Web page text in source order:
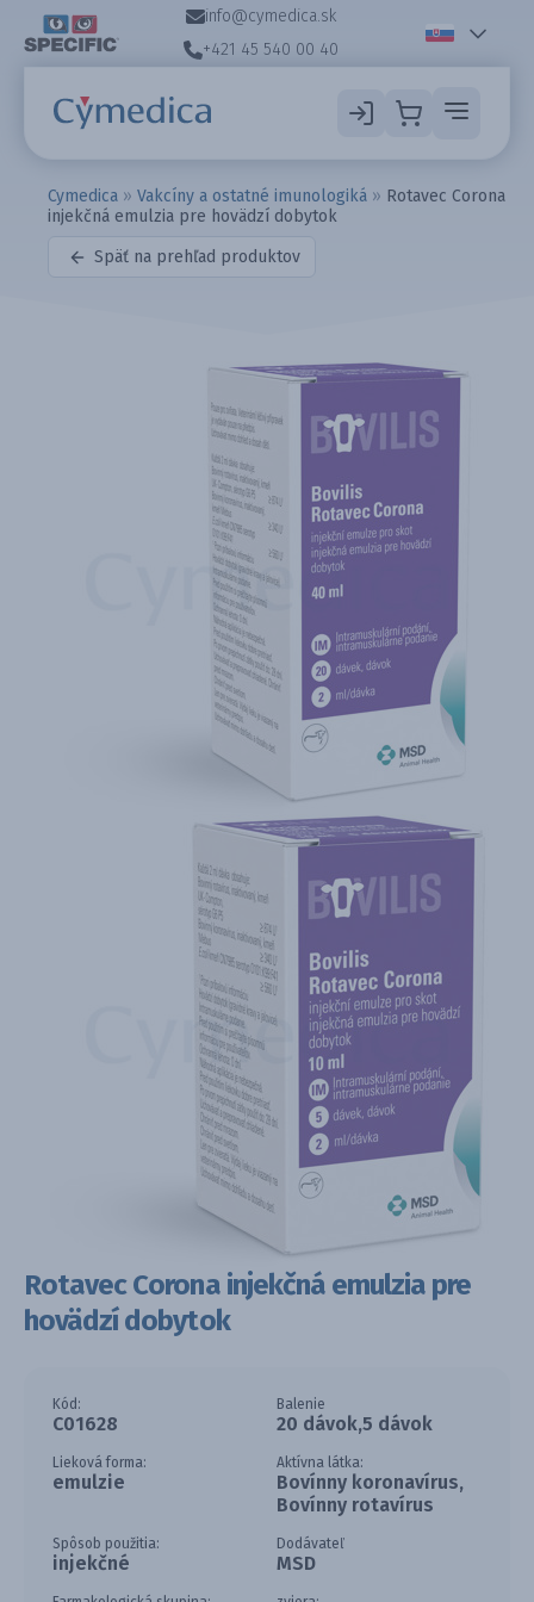
info@cymedica.sk
+421 45 540 00 40
Cymedica » Vakcíny a ostatné imunologiká » Rotavec Corona
injekčná emulzia pre hovädzí dobytok
Späť na prehľad produktov
Rotavec Corona injekčná emulzia pre
hovädzí dobytok
Kód:
C01628
Balenie
20 dávok,5 dávok
Lieková forma:
emulzie
Aktívna látka:
Bovínny koronavírus,
Bovínny rotavírus
Spôsob použitia:
injekčné
Dodávateľ
MSD